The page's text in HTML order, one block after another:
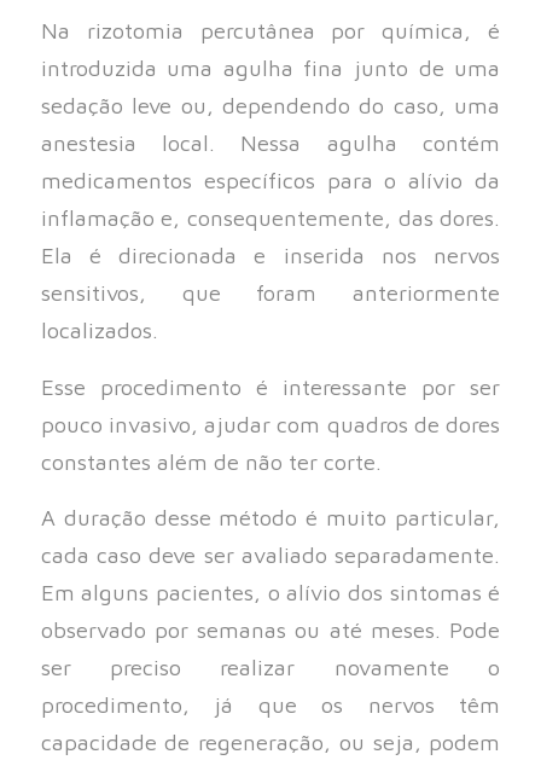
Na rizotomia percutânea por química, é
introduzida uma agulha fina junto de uma
sedação leve ou, dependendo do caso, uma
anestesia local. Nessa agulha contém
medicamentos específicos para o alívio da
inflamação e, consequentemente, das dores.
Ela é direcionada e inserida nos nervos
sensitivos, que foram anteriormente
localizados.
Esse procedimento é interessante por ser
pouco invasivo, ajudar com quadros de dores
constantes além de não ter corte.
A duração desse método é muito particular,
cada caso deve ser avaliado separadamente.
Em alguns pacientes, o alívio dos sintomas é
observado por semanas ou até meses. Pode
ser preciso realizar novamente o
procedimento, já que os nervos têm
capacidade de regeneração, ou seja, podem